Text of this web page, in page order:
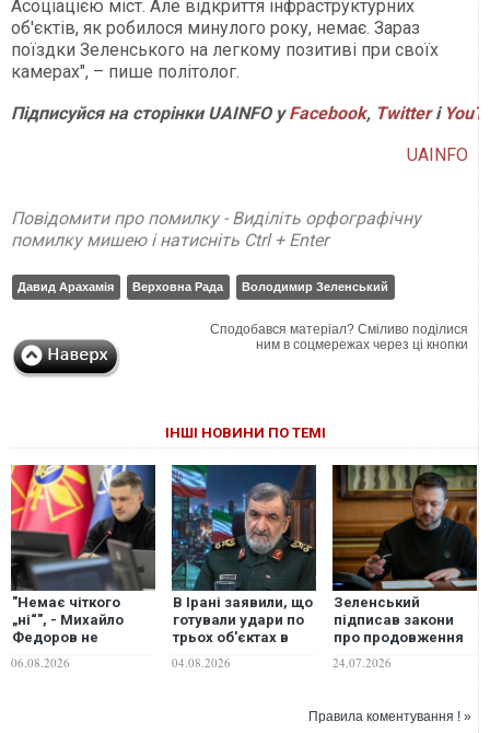
Асоціацією міст. Але відкриття інфраструктурних
об'єктів, як робилося минулого року, немає. Зараз
поїздки Зеленського на легкому позитиві при своїх
камерах", – пише політолог.
Підписуйся на сторінки UAINFO уFacebook, Twitterі
UAINFO
Повідомити про помилку - Виділіть орфографічну
помилку мишею і натисніть Ctrl + Enter
Давид Арахамія Верховна Рада Володимир Зеленський
Сподобався матеріал? Сміливо поділися
ним в соцмережах через ці кнопки
ІНШІ НОВИНИ ПО ТЕМІ
"Немає чіткого
„ні“", - Михайло
Федоров не
повернення на
06.08.2026
В Ірані заявили, що
готували удари по
трьох об'єктах в
04.08.2026
Зеленський
підписав закони
про продовження
воєнного стану ще
24.07.2026
Правила коментування ! »